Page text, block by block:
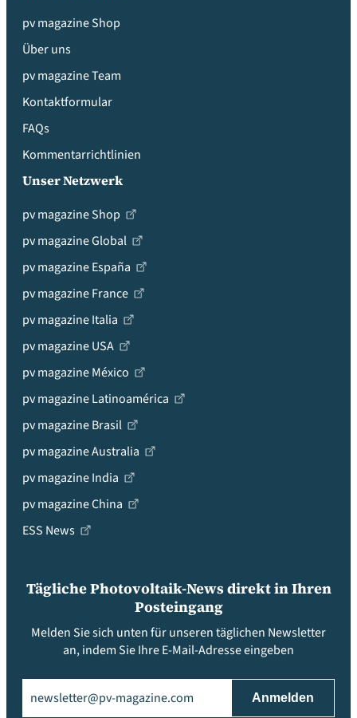
pv magazine Shop
Über uns
pv magazine Team
Kontaktformular
FAQs
Kommentarrichtlinien
Unser Netzwerk
pv magazine Shop
pv magazine Global
pv magazine España
pv magazine France
pv magazine Italia
pv magazine USA
pv magazine México
pv magazine Latinoamérica
pv magazine Brasil
pv magazine Australia
pv magazine India
pv magazine China
ESS News
Tägliche Photovoltaik-News direkt in Ihren
Posteingang
Melden Sie sich unten für unseren täglichen Newsletter
an, indem Sie Ihre E-Mail-Adresse eingeben